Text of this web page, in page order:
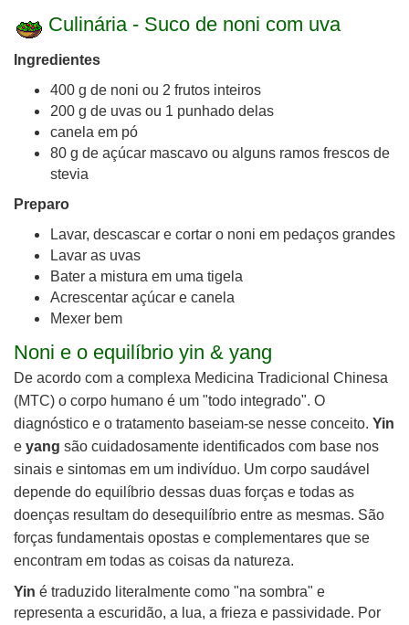
Culinária - Suco de noni com uva
Ingredientes
400 g de noni ou 2 frutos inteiros
200 g de uvas ou 1 punhado delas
canela em pó
80 g de açúcar mascavo ou alguns ramos frescos de
stevia
Preparo
Lavar, descascar e cortar o noni em pedaços grandes
Lavar as uvas
Bater a mistura em uma tigela
Acrescentar açúcar e canela
Mexer bem
Noni e o equilíbrio yin & yang
De acordo com a complexa Medicina Tradicional Chinesa
(MTC) o corpo humano é um "todo integrado". O
diagnóstico e o tratamento baseiam-se nesse conceito. Yin
e yang são cuidadosamente identificados com base nos
sinais e sintomas em um indivíduo. Um corpo saudável
depende do equilíbrio dessas duas forças e todas as
doenças resultam do desequilíbrio entre as mesmas. São
forças fundamentais opostas e complementares que se
encontram em todas as coisas da natureza.
Yin é traduzido literalmente como "na sombra" e
representa a escuridão, a lua, a frieza e passividade. Por